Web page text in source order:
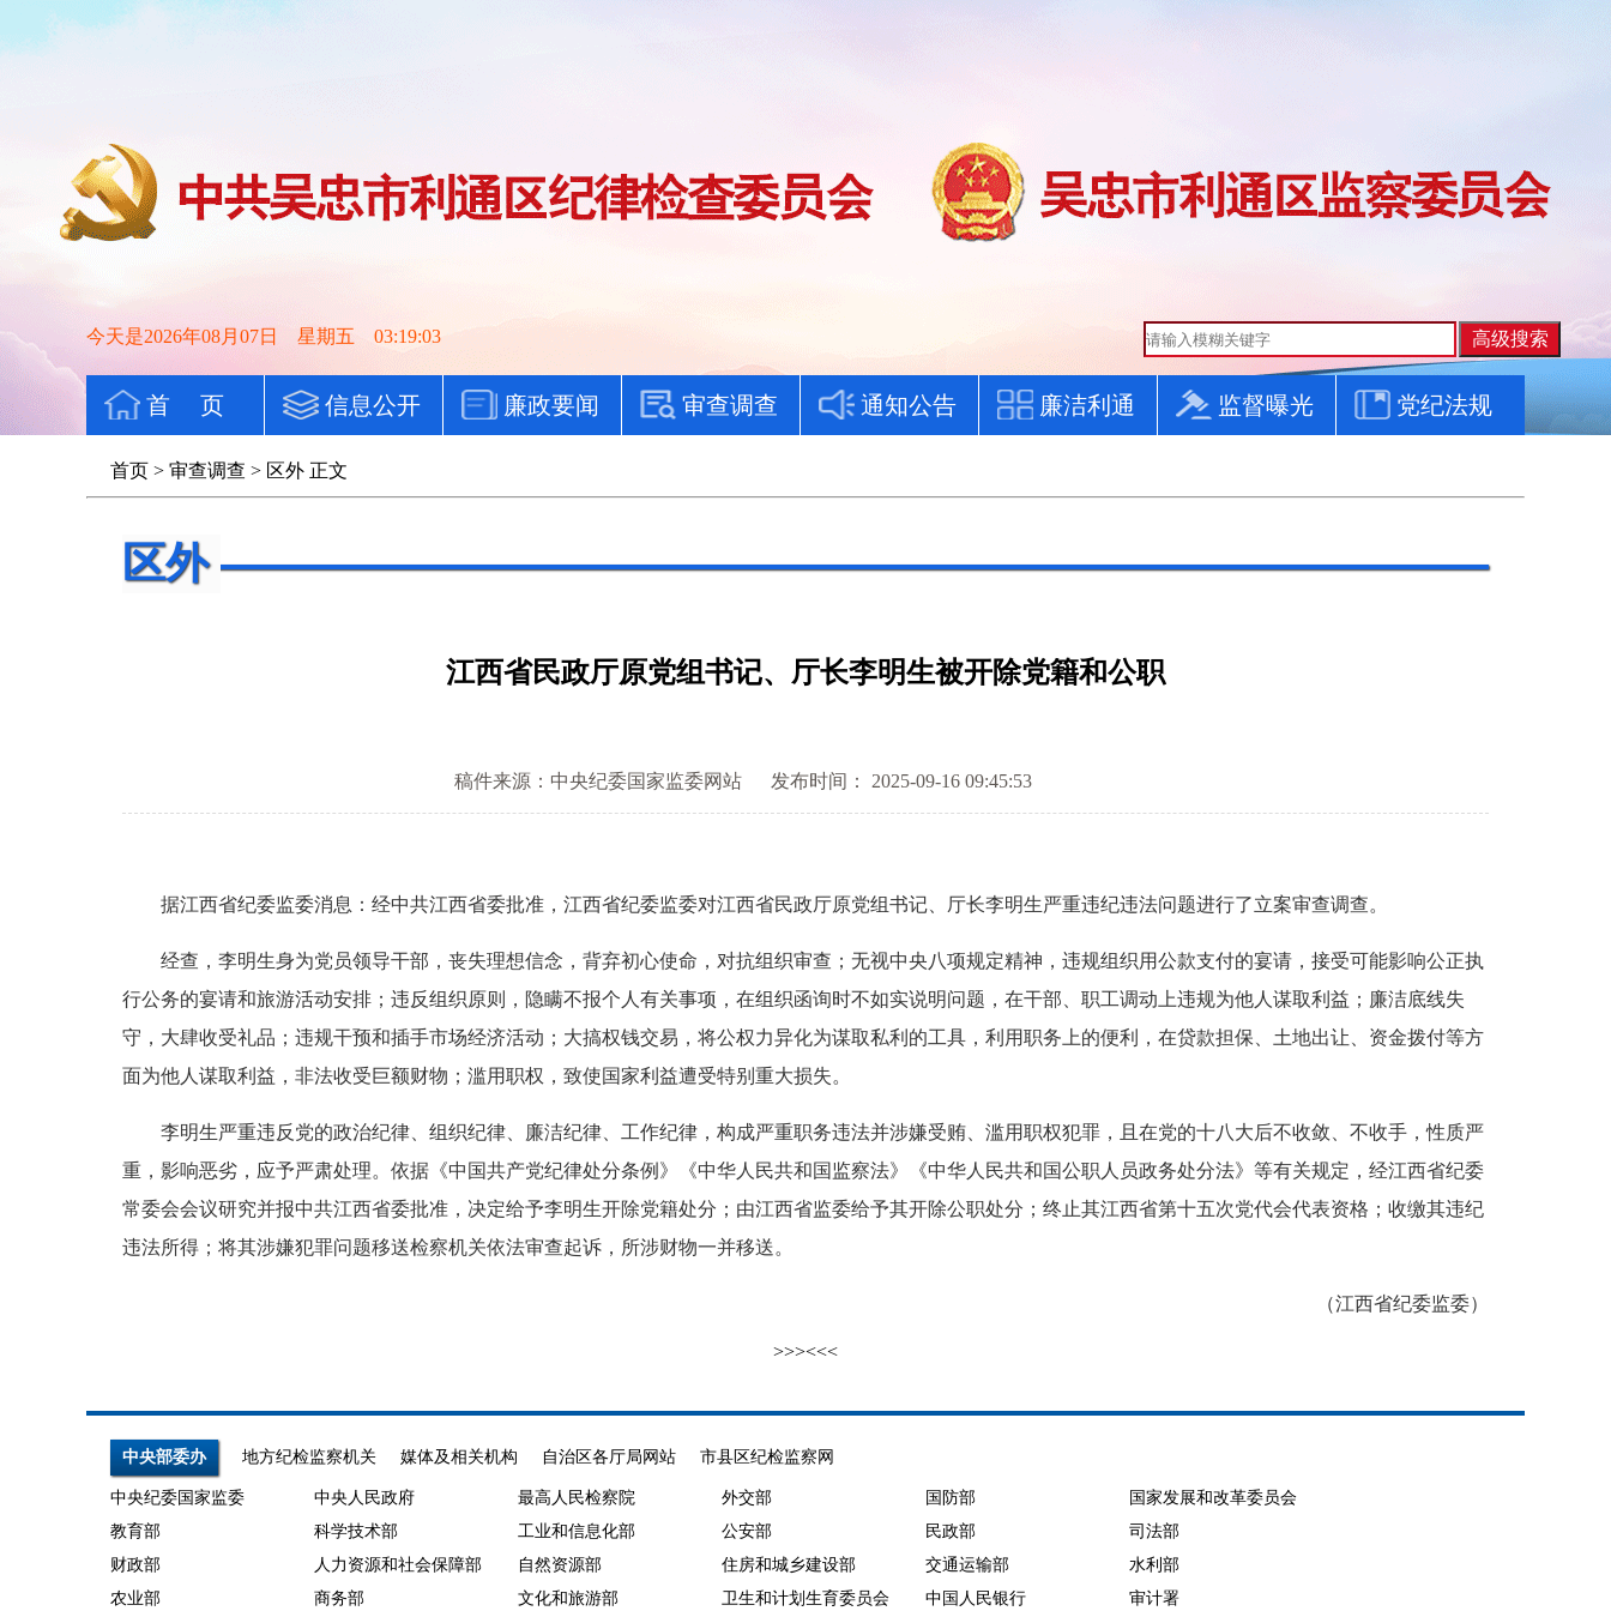
今天是2026年08月07日 星期五 03:19:03
首 页 信息公开 廉政要闻 审查调查 通知公告 廉洁利通 监督曝光 党纪法规
首页 > 审查调查 > 区外 正文
区外
江西省民政厅原党组书记、厅长李明生被开除党籍和公职
稿件来源：中央纪委国家监委网站 发布时间： 2025-09-16 09:45:53
据江西省纪委监委消息：经中共江西省委批准，江西省纪委监委对江西省民政厅原党组书记、厅长李明生严重违纪违法问题进行了立案审查调查。
经查，李明生身为党员领导干部，丧失理想信念，背弃初心使命，对抗组织审查；无视中央八项规定精神，违规组织用公款支付的宴请，接受可能影响公正执
行公务的宴请和旅游活动安排；违反组织原则，隐瞒不报个人有关事项，在组织函询时不如实说明问题，在干部、职工调动上违规为他人谋取利益；廉洁底线失
守，大肆收受礼品；违规干预和插手市场经济活动；大搞权钱交易，将公权力异化为谋取私利的工具，利用职务上的便利，在贷款担保、土地出让、资金拨付等方
面为他人谋取利益，非法收受巨额财物；滥用职权，致使国家利益遭受特别重大损失。
李明生严重违反党的政治纪律、组织纪律、廉洁纪律、工作纪律，构成严重职务违法并涉嫌受贿、滥用职权犯罪，且在党的十八大后不收敛、不收手，性质严
重，影响恶劣，应予严肃处理。依据《中国共产党纪律处分条例》《中华人民共和国监察法》《中华人民共和国公职人员政务处分法》等有关规定，经江西省纪委
常委会会议研究并报中共江西省委批准，决定给予李明生开除党籍处分；由江西省监委给予其开除公职处分；终止其江西省第十五次党代会代表资格；收缴其违纪
违法所得；将其涉嫌犯罪问题移送检察机关依法审查起诉，所涉财物一并移送。
（江西省纪委监委）
>>><<<
中央部委办 地方纪检监察机关 媒体及相关机构 自治区各厅局网站 市县区纪检监察网
中央纪委国家监委 中央人民政府 最高人民检察院 外交部 国防部
国家发展和改革委员会
教育部
科学技术部 工业和信息化部 公安部 民政部
司法部
财政部
人力资源和社会保障部 自然资源部 住房和城乡建设部 交通运输部
水利部
农业部
商务部 文化和旅游部 卫生和计划生育委员会 中国人民银行 审计署